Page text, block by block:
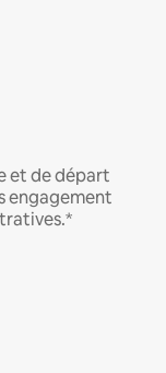
et de départ
engagement